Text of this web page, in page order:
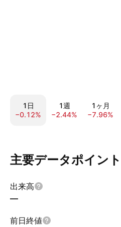
1日
−0.12%
1週
−2.44%
1ヶ月
−7.96%
主要データポイント
出来高
—
前日終値